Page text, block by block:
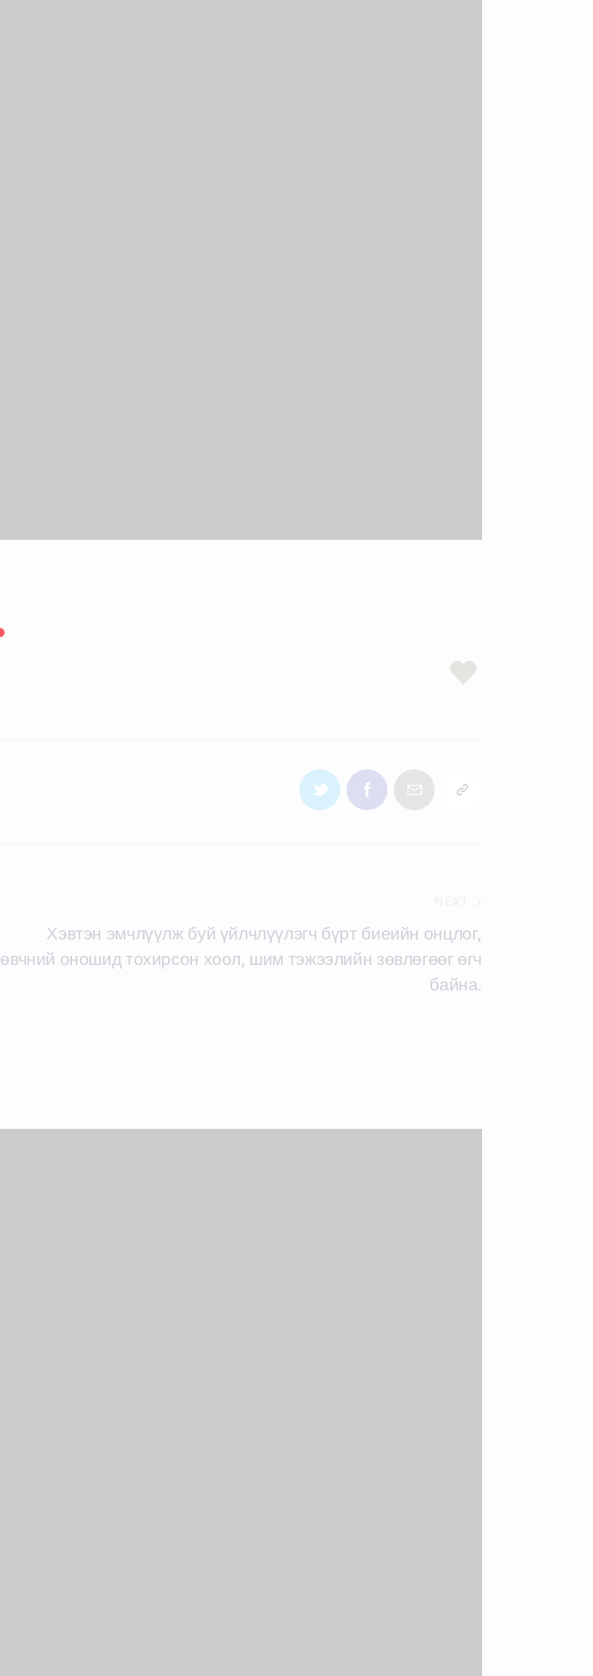
Хэвтэн эмчлүүлж буй үйлчлүүлэгч бүрт биеийн онцлог,
өвчний оношид тохирсон хоол, шим тэжээлийн зөвлөгөөг өгч
байна.